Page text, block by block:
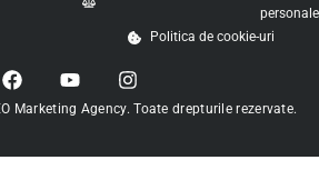
personale
Politica de cookie-uri
Marketing Agency. Toate drepturile rezervate.